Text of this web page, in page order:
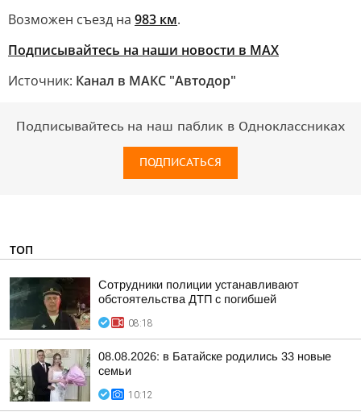
Возможен съезд на 983 км.
Подписывайтесь на наши новости в МАХ
Источник: Канал в МАКС "Автодор"
Подписывайтесь на наш паблик в Одноклассниках
ПОДПИСАТЬСЯ
ТОП
Сотрудники полиции устанавливают
обстоятельства ДТП с погибшей
08:18
08.08.2026: в Батайске родились 33 новые
семьи
10:12